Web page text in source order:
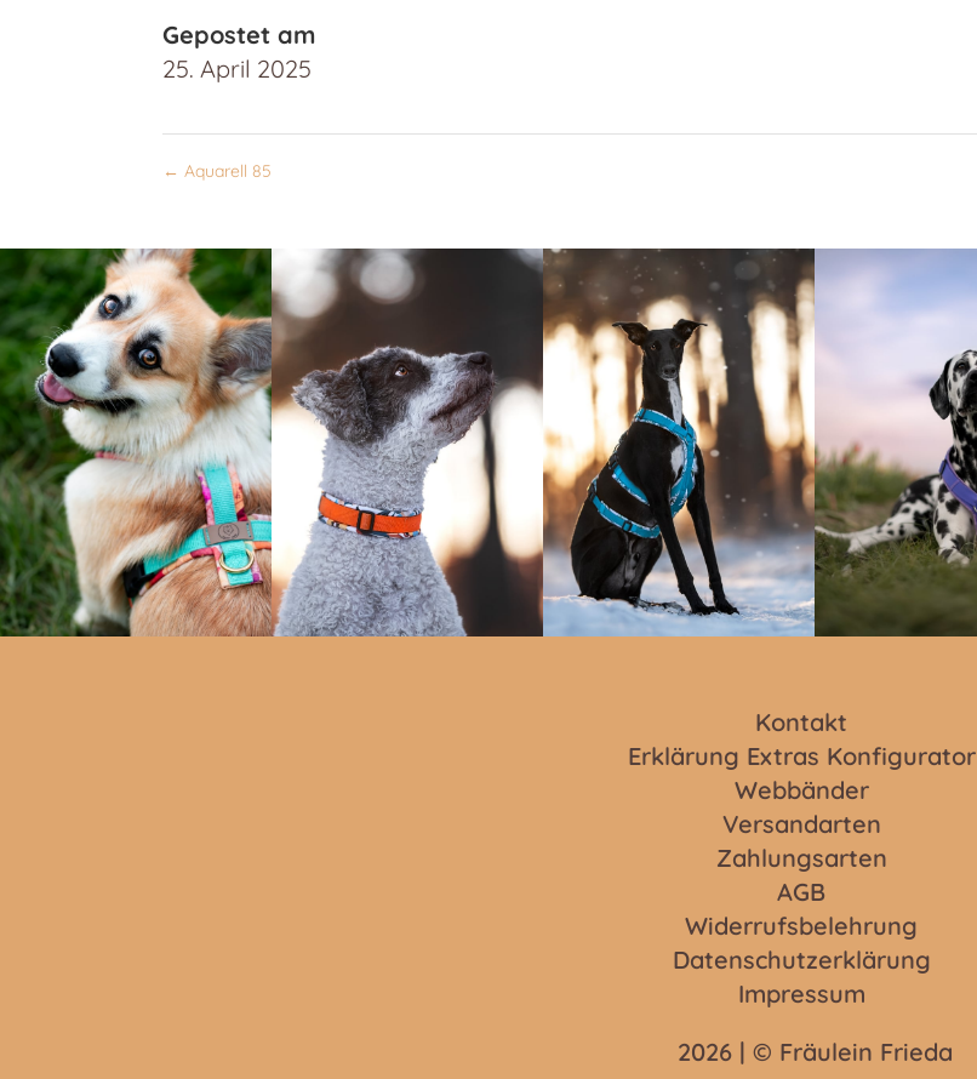
Gepostet am
25. April 2025
← Aquarell 85
Kontakt
Erklärung Extras Konfigurator
Webbänder
Versandarten
Zahlungsarten
AGB
Widerrufsbelehrung
Datenschutzerklärung
Impressum
2026 | © Fräulein Frieda